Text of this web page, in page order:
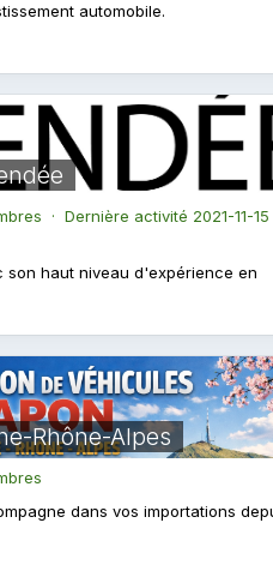
automobile.
· Dernière activité 2021-11-
son haut niveau d'expérience en
Rhône-Alpes
dans vos importations